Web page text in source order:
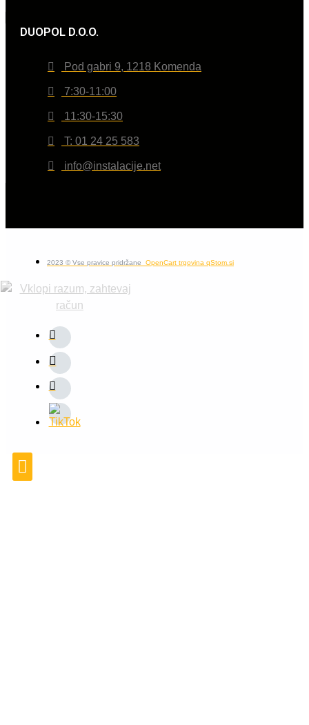
DUOPOL D.O.O.
Pod gabri 9, 1218 Komenda
7:30-11:00
11:30-15:30
T: 01 24 25 583
info@instalacije.net
2023 © Vse pravice pridržane OpenCart trgovina qStom.si